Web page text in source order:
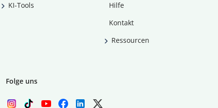
KI-Tools
Hilfe
Kontakt
Ressourcen
Folge uns